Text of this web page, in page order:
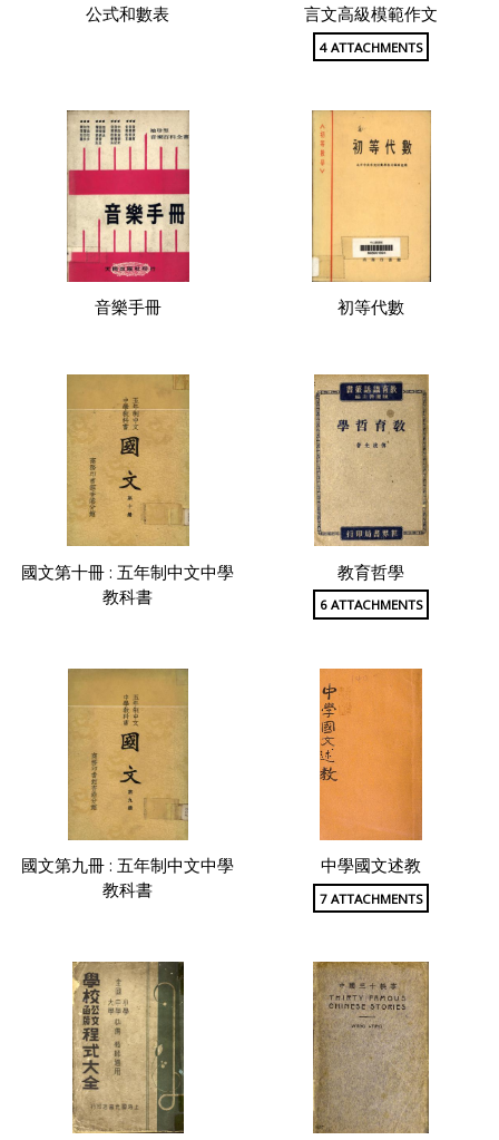
公式和數表 言文高級模範作文
4 ATTACHMENTS
音樂手冊 初等代數
國文第十冊 : 五年制中文中學
教科書
教育哲學
6 ATTACHMENTS
國文第九冊 : 五年制中文中學
教科書
中學國文述教
7 ATTACHMENTS